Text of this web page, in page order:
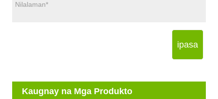
ipasa
Kaugnay na Mga Produkto